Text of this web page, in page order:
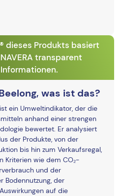
dieses Produkts basiert
transparent
was ist das?
ein Umweltindikator, der die
anhand einer strengen
bewertet. Er analysiert
der Produkte, von der
bis hin zum Verkaufsregal,
Kriterien wie dem CO₂-
und der
Bodennutzung, der
auf die